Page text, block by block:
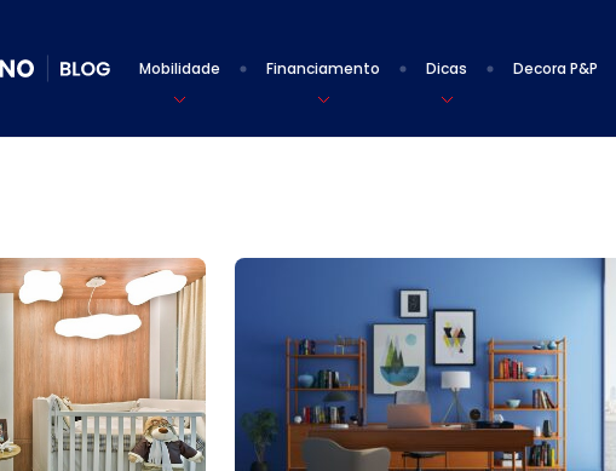
Mobilidade Financiamento Dicas Decora P&P